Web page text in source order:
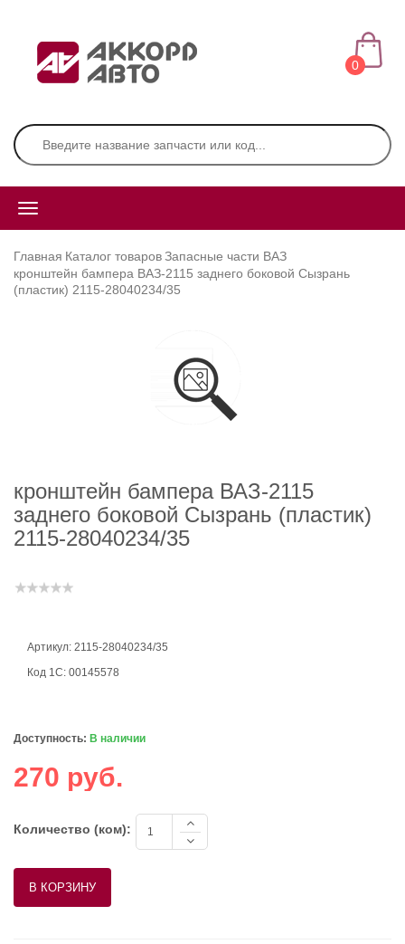
0
Главная Каталог товаровЗапасные части ВАЗ
кронштейн бампера ВАЗ-2115 заднего боковой Сызрань
(пластик) 2115-28040234/35
кронштейн бампера ВАЗ-2115
заднего боковой Сызрань (пластик)
2115-28040234/35
Артикул: 2115-28040234/35
Код 1С: 00145578
Доступность: В наличии
270 руб.
Количество (ком):